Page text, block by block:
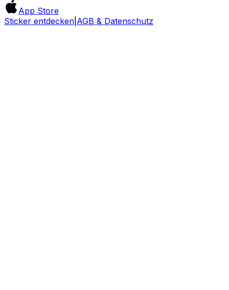
App Store
Sticker entdecken AGB & Datenschutz